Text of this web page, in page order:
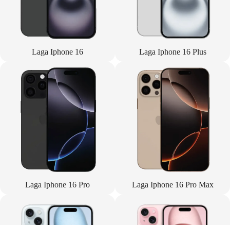
Laga Iphone 16 Laga Iphone 16 Plus
Laga Iphone 16 Pro Laga Iphone 16 Pro Max